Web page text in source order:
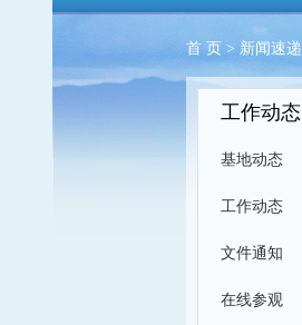
首 页 > 新闻速递
工作动态
基地动态
工作动态
文件通知
在线参观